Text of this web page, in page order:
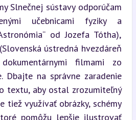
Slnečnej sústavy odporúčam
učebnicami fyziky a
od Jozefa Tótha),
ústredná hvezdáreň
filmami zo
Dbajte na správne zaradenie
textu, aby ostal zrozumiteľný
tiež využívať obrázky, schémy
pomôžu lepšie ilustrovať